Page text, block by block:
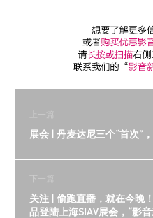
上一篇
展会 | 丹麦达尼三个“首次”
下一篇
关注 | 偷跑直播，就在今晚
品登陆上海SIAV展会，“影